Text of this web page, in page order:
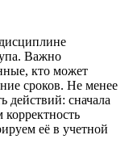
Важно
кто может
сроков. Не менее
действий: сначала
её в учетной